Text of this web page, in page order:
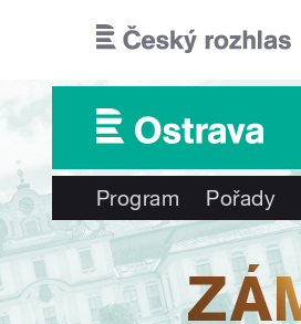
Program Pořady